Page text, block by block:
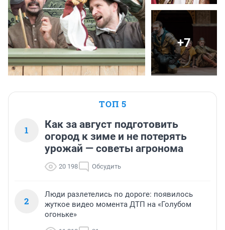
+7
ТОП 5
1
Как за август подготовить
огород к зиме и не потерять
урожай — советы агронома
20 198 Обсудить
2
Люди разлетелись по дороге: появилось
жуткое видео момента ДТП на «Голубом
огоньке»